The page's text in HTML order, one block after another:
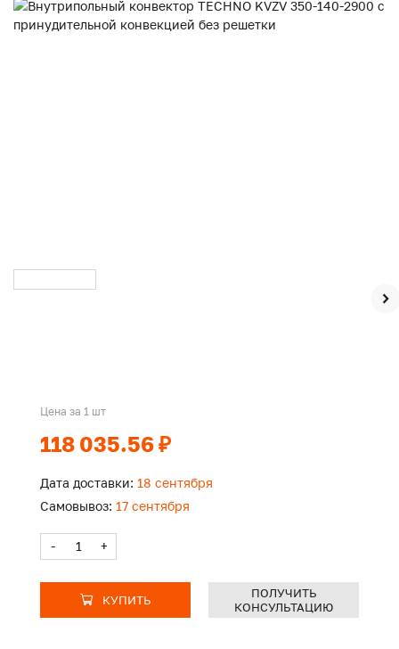
Цена за 1 шт
118 035.56 ₽
Дата доставки: 18 сентября
Самовывоз: 17 сентября
- +
КУПИТЬ
ПОЛУЧИТЬ
КОНСУЛЬТАЦИЮ